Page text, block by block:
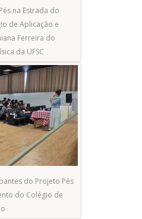
na Estrada do
de Aplicação e
Ferreira do
da UFSC
do Projeto Pés
do Colégio de